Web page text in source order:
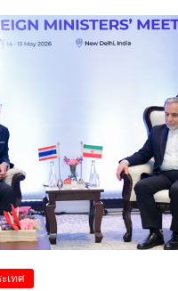
Diplomatic Relations”..
คมมิตรภาพไทย-เวียดนามร่วมพิธี
จำจังหวัดภูเก็ต และงานสัมมนา
Viet Nam Connect Forum ..
าคมร่วมนำนักศึกษาเวียดนาม
งการหลักสูตรภาษาอังกฤษเร่งรัด
ศึกษาดูงาน..
เทศ